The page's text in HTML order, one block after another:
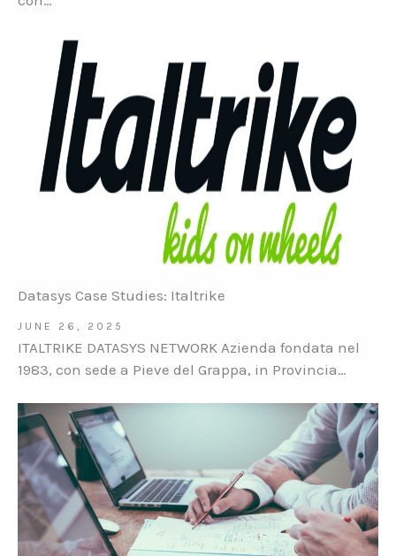
Datasys Case Studies: Italtrike
JUNE 26, 2025
ITALTRIKE DATASYS NETWORK Azienda fondata nel
1983, con sede a Pieve del Grappa, in Provincia…